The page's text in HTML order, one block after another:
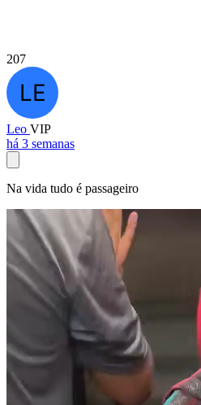
207
Leo VIP
há 3 semanas
Na vida tudo é passageiro